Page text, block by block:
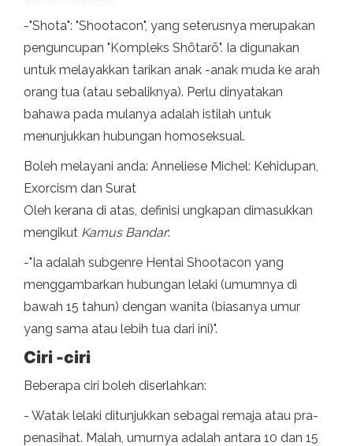
-"Shota": "Shootacon", yang seterusnya merupakan
penguncupan "Kompleks Shōtarō". Ia digunakan
untuk melayakkan tarikan anak -anak muda ke arah
orang tua (atau sebaliknya). Perlu dinyatakan
bahawa pada mulanya adalah istilah untuk
menunjukkan hubungan homoseksual.
Boleh melayani anda: Anneliese Michel: Kehidupan,
Exorcism dan Surat
Oleh kerana di atas, definisi ungkapan dimasukkan
mengikut Kamus Bandar:
-"Ia adalah subgenre Hentai Shootacon yang
menggambarkan hubungan lelaki (umumnya di
bawah 15 tahun) dengan wanita (biasanya umur
yang sama atau lebih tua dari ini)".
Ciri -ciri
Beberapa ciri boleh diserlahkan:
- Watak lelaki ditunjukkan sebagai remaja atau pra-
penasihat. Malah, umurnya adalah antara 10 dan 15